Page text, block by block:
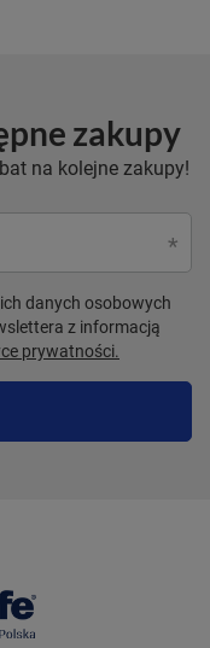
zakupy
na kolejne zakupy!
danych osobowych
z informacją
prywatności.